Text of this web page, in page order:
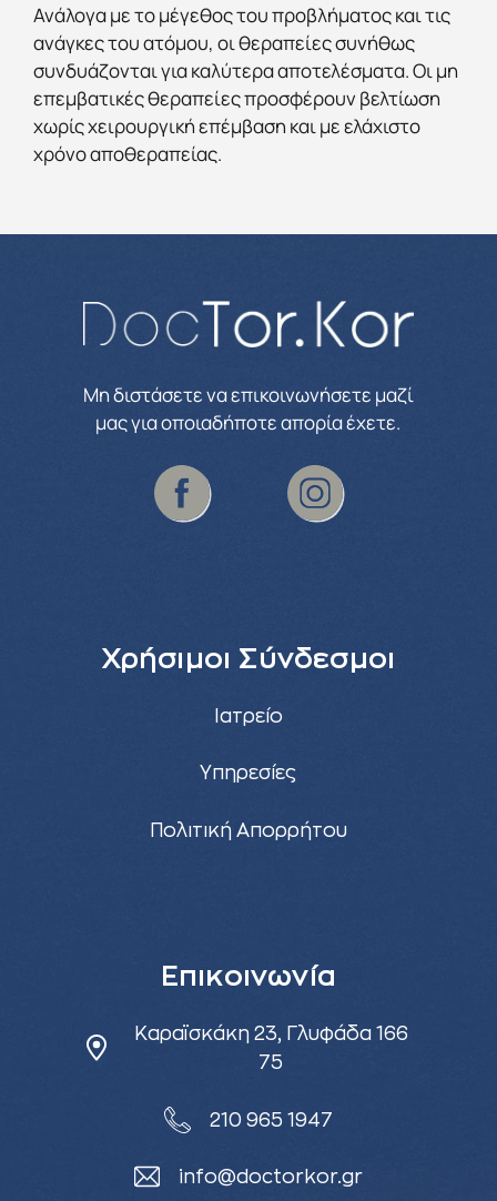
Ανάλογα με το μέγεθος του προβλήματος και τις
ανάγκες του ατόμου, οι θεραπείες συνήθως
συνδυάζονται για καλύτερα αποτελέσματα. Οι μη
επεμβατικές θεραπείες προσφέρουν βελτίωση
χωρίς χειρουργική επέμβαση και με ελάχιστο
χρόνο αποθεραπείας.
Μη διστάσετε να επικοινωνήσετε μαζί
μας για οποιαδήποτε απορία έχετε.
Χρήσιμοι Σύνδεσμοι
Ιατρείο
Υπηρεσίες
Πολιτική Απορρήτου
Επικοινωνία
Καραϊσκάκη 23, Γλυφάδα 166
75
210 965 1947
info@doctorkor.gr